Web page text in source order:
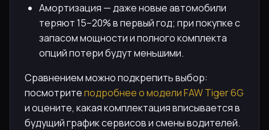
Амортизация — даже новые автомобили
теряют 15–20% в первый год; при покупке с
запасом мощности и полного комплекта
опций потери будут меньшими.
Сравнением можно подкрепить выбор:
посмотритеподробнее о модели FAW Tiger 6G
и оцените, какая комплектация вписывается в
будущий график сервисов и смены водителей.